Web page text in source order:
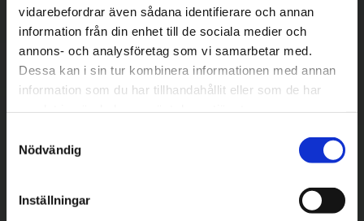
vidarebefordrar även sådana identifierare och annan
information från din enhet till de sociala medier och
annons- och analysföretag som vi samarbetar med.
Dessa kan i sin tur kombinera informationen med annan
information som du har tillhandahållit eller som de har
Nödvändig
Inställningar